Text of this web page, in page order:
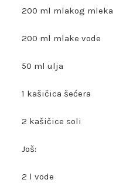
200 ml mlakog mleka
200 ml mlake vode
50 ml ulja
1 kašičica šećera
2 kašičice soli
Još:
2 l vode